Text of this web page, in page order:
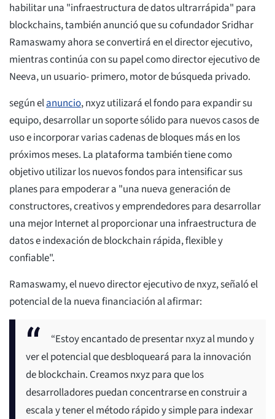
habilitar una "infraestructura de datos ultrarrápida" para
blockchains, también anunció que su cofundador Sridhar
Ramaswamy ahora se convertirá en el director ejecutivo,
mientras continúa con su papel como director ejecutivo de
Neeva, un usuario- primero, motor de búsqueda privado.
según elanuncio, nxyz utilizará el fondo para expandir su
equipo, desarrollar un soporte sólido para nuevos casos de
uso e incorporar varias cadenas de bloques más en los
próximos meses. La plataforma también tiene como
objetivo utilizar los nuevos fondos para intensificar sus
planes para empoderar a "una nueva generación de
constructores, creativos y emprendedores para desarrollar
una mejor Internet al proporcionar una infraestructura de
datos e indexación de blockchain rápida, flexible y
confiable".
Ramaswamy, el nuevo director ejecutivo de nxyz, señaló el
potencial de la nueva financiación al afirmar:
“Estoy encantado de presentar nxyz al mundo y
ver el potencial que desbloqueará para la innovación
de blockchain. Creamos nxyz para que los
desarrolladores puedan concentrarse en construir a
escala y tener el método rápido y simple para indexar